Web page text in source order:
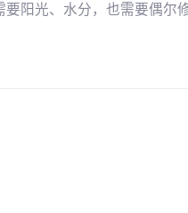
阳光、水分，也需要偶尔